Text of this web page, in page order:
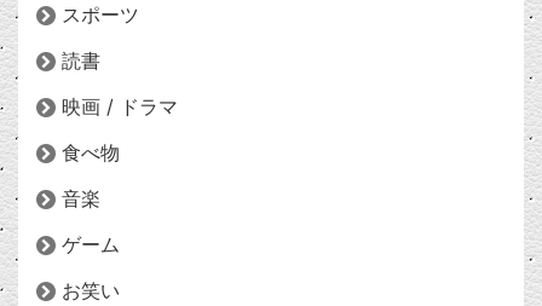
スポーツ
読書
映画 / ドラマ
食べ物
音楽
ゲーム
お笑い